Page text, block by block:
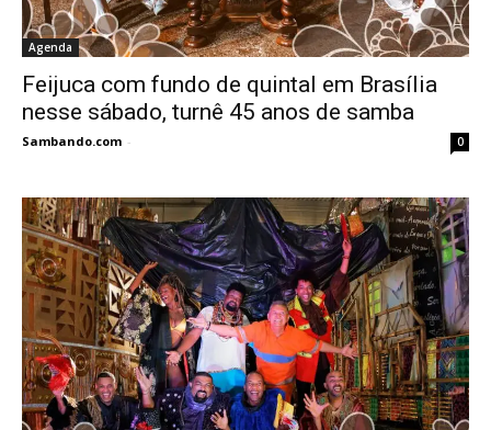
Agenda
Feijuca com fundo de quintal em Brasília
nesse sábado, turnê 45 anos de samba
Sambando.com - 0